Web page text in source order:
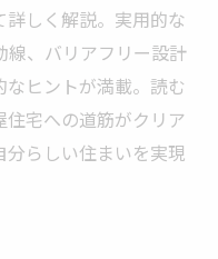
しく解説。実用的な
線、バリアフリー設計
ヒントが満載。読む
宅への道筋がクリア
らしい住まいを実現